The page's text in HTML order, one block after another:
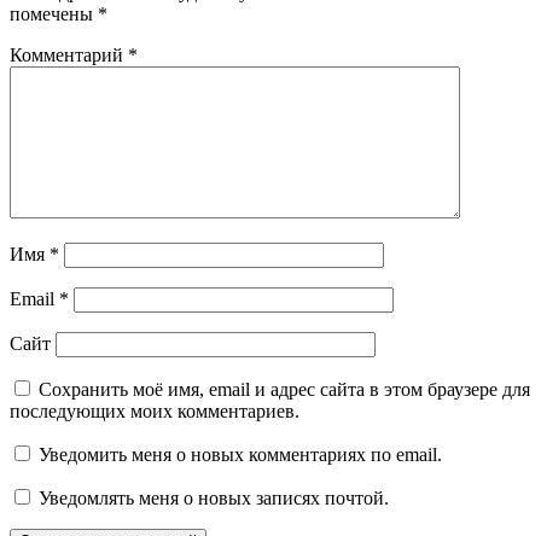
помечены *
Комментарий *
Имя *
Email *
Сайт
Сохранить моё имя, email и адрес сайта в этом браузере для
последующих моих комментариев.
Уведомить меня о новых комментариях по email.
Уведомлять меня о новых записях почтой.